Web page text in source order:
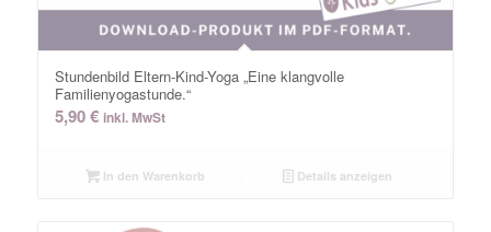
Stundenbild Eltern-Kind-Yoga „Eine klangvolle
Familienyogastunde.“
5,90€ inkl. MwSt
In den Warenkorb Details anzeigen